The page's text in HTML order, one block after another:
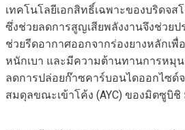
เทคโนโลยีเอกสิทธิ์เฉพาะของบริดจ
ซึ่งช่วยลดการสูญเสียพลังงานจึงช่วย
ช่วยรีดอากาศออกจากร่องยางหลักเ
หนักเบา และมีความต้านทานการหมุ
ลดการปล่อยก๊าซคาร์บอนไดออกไซด์
สมดุลขณะเข้าโค้ง (AYC) ของมิตซูบิชิ